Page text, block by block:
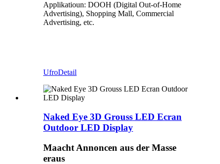
Applikatioun: DOOH (Digital Out-of-Home
Advertising), Shopping Mall, Commercial
Advertising, etc.
UfroDetail
Naked Eye 3D Grouss LED Ecran
Outdoor LED Display
Maacht Annoncen aus der Masse
eraus